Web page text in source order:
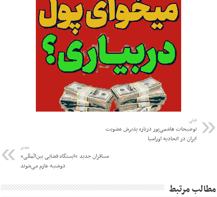
قبلی
توضیحات هاشمی‌پور درباره پذیرش عضویت
ایران در اتحادیه اوراسیا
بعدی
مسافران جدید “ایستگاه فضایی بین‌المللی”
دوشنبه عازم می‌شوند
مطالب مرتبط